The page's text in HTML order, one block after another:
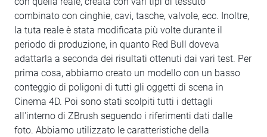
combinato con cinghie, cavi, tasche, valvole, ecc. Inoltre,
la tuta reale è stata modificata più volte durante il
periodo di produzione, in quanto Red Bull doveva
adattarla a seconda dei risultati ottenuti dai vari test. Per
prima cosa, abbiamo creato un modello con un basso
conteggio di poligoni di tutti gli oggetti di scena in
Cinema 4D. Poi sono stati scolpiti tutti i dettagli
all'interno di ZBrush seguendo i riferimenti dati dalle
foto. Abbiamo utilizzato le caratteristiche della